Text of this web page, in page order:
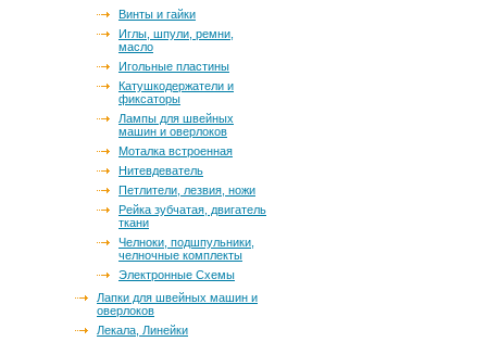
Винты и гайки
Иглы, шпули, ремни,
масло
Игольные пластины
Катушкодержатели и
фиксаторы
Лампы для швейных
машин и оверлоков
Моталка встроенная
Нитевдеватель
Петлители, лезвия, ножи
Рейка зубчатая, двигатель
ткани
Челноки, подшпульники,
челночные комплекты
Электронные Схемы
Лапки для швейных машин и
оверлоков
Лекала, Линейки